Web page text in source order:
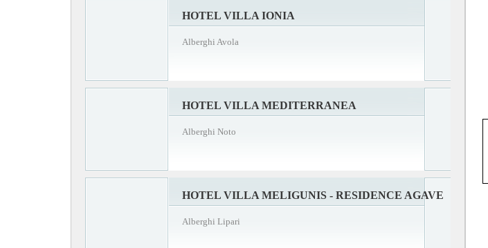
HOTEL VILLA IONIA
Alberghi Avola
HOTEL VILLA MEDITERRANEA
Alberghi Noto
HOTEL VILLA MELIGUNIS - RESIDENCE AGAVE
Alberghi Lipari